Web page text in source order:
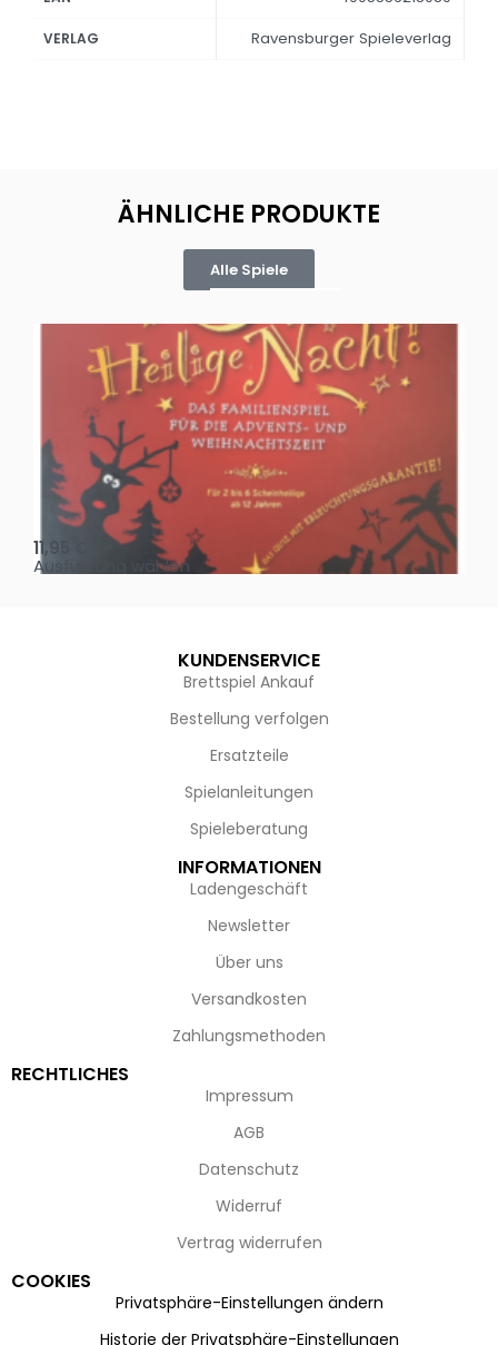
VERLAG Ravensburger Spieleverlag
ÄHNLICHE PRODUKTE
Alle Spiele
Oh, heilige Nacht!
11,95
Ausführung wählen
KUNDENSERVICE
Brettspiel Ankauf
Bestellung verfolgen
Ersatzteile
Spielanleitungen
Spieleberatung
INFORMATIONEN
Ladengeschäft
Newsletter
Über uns
Versandkosten
Zahlungsmethoden
RECHTLICHES
Impressum
AGB
Datenschutz
Widerruf
Vertrag widerrufen
COOKIES
Privatsphäre-Einstellungen ändern
Historie der Privatsphäre-Einstellungen